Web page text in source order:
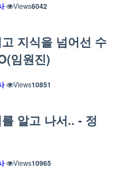
Views6042
지식을 넘어선 수
임원진)
Views10851
알고 나서.. - 정
Views10965